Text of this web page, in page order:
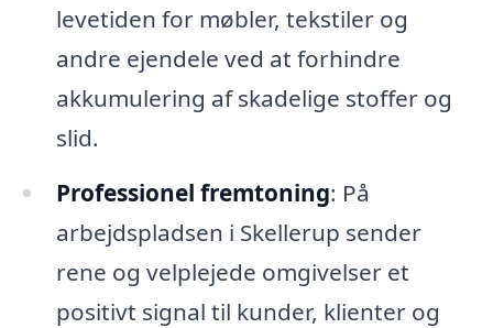
levetiden for møbler, tekstiler og
andre ejendele ved at forhindre
akkumulering af skadelige stoffer og
slid.
Professionel fremtoning: På
arbejdspladsen i Skellerup sender
rene og velplejede omgivelser et
positivt signal til kunder, klienter og